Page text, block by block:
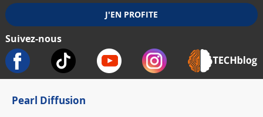
Suivez-nous
Pearl Diffusion